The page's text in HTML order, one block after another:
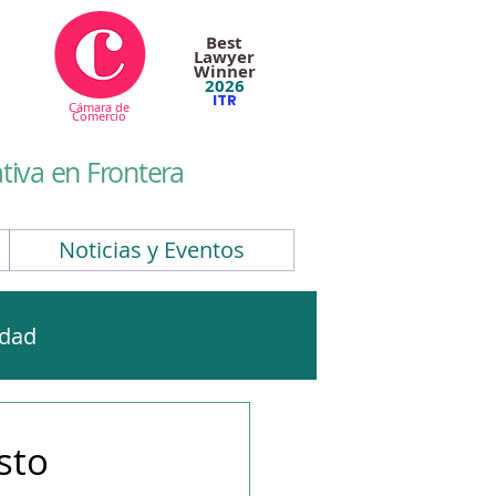
en Frontera
Best
Lawyer
Winner
2026
ITR
Cámara de
Comercio
Noticias y Eventos